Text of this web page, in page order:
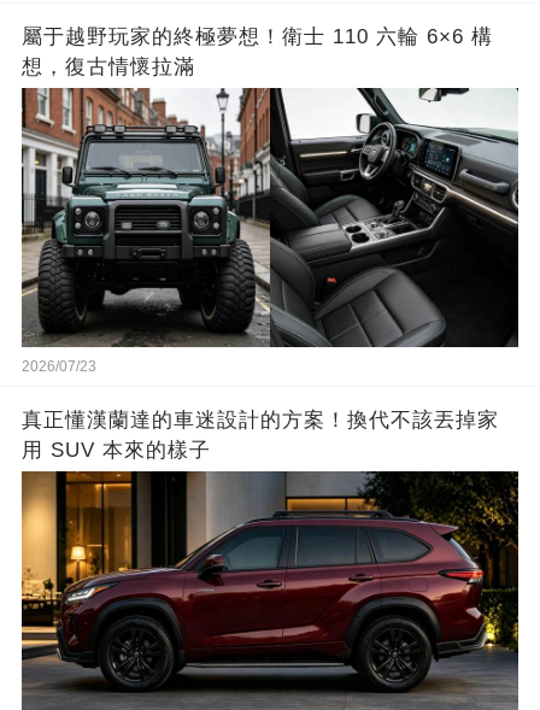
屬于越野玩家的終極夢想！衛士 110 六輪 6×6 構
想，復古情懷拉滿
2026/07/23
真正懂漢蘭達的車迷設計的方案！換代不該丟掉家
用 SUV 本來的樣子